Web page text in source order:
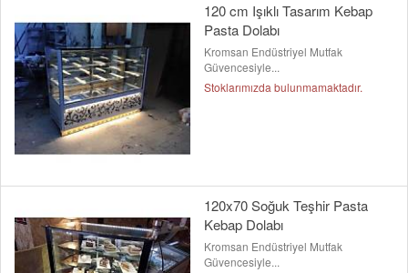
120 cm Işıklı Tasarım Kebap
Pasta Dolabı
Kromsan Endüstriyel Mutfak
Güvencesiyle...
Stoklarımızda bulunmamaktadır.
120x70 Soğuk Teşhir Pasta
Kebap Dolabı
Kromsan Endüstriyel Mutfak
Güvencesiyle...